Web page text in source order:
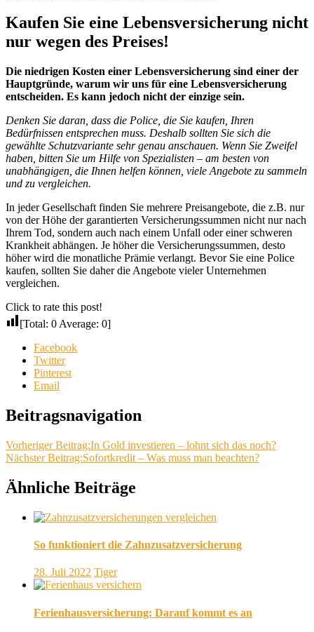
Kaufen Sie eine Lebensversicherung nicht
nur wegen des Preises!
Die niedrigen Kosten einer Lebensversicherung sind einer der
Hauptgründe, warum wir uns für eine Lebensversicherung
entscheiden. Es kann jedoch nicht der einzige sein.
Denken Sie daran, dass die Police, die Sie kaufen, Ihren
Bedürfnissen entsprechen muss. Deshalb sollten Sie sich die
gewählte Schutzvariante sehr genau anschauen. Wenn Sie Zweifel
haben, bitten Sie um Hilfe von Spezialisten – am besten von
unabhängigen, die Ihnen helfen können, viele Angebote zu sammeln
und zu vergleichen.
In jeder Gesellschaft finden Sie mehrere Preisangebote, die z.B. nur
von der Höhe der garantierten Versicherungssummen nicht nur nach
Ihrem Tod, sondern auch nach einem Unfall oder einer schweren
Krankheit abhängen. Je höher die Versicherungssummen, desto
höher wird die monatliche Prämie verlangt. Bevor Sie eine Police
kaufen, sollten Sie daher die Angebote vieler Unternehmen
vergleichen.
Click to rate this post!
[Total: 0 Average: 0]
Facebook
Twitter
Pinterest
Email
Beitragsnavigation
Vorheriger Beitrag:In Gold investieren – lohnt sich das noch?
Nächster Beitrag:Sofortkredit – Was muss man beachten?
Ähnliche Beiträge
So funktioniert die Zahnzusatzversicherung
28. Juli 2022 Tiger
Ferienhausversicherung: Darauf kommt es an